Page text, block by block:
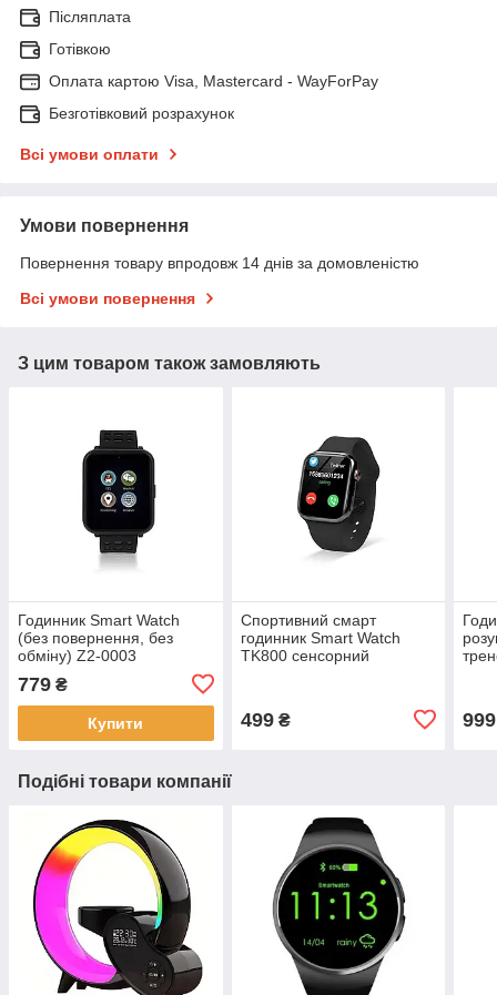
Післяплата
Готівкою
Оплата картою Visa, Mastercard - WayForPay
Безготівковий розрахунок
Всі умови оплати
Умови повернення
Повернення товару впродовж 14 днів за домовленістю
Всі умови повернення
З цим товаром також замовляють
Годинник Smart Watch
(без повернення, без
обміну) Z2-0003
779 ₴
Купити
Спортивний смарт
годинник Smart Watch
TK800 сенсорний
499₴ 999
Подібні товари компанії